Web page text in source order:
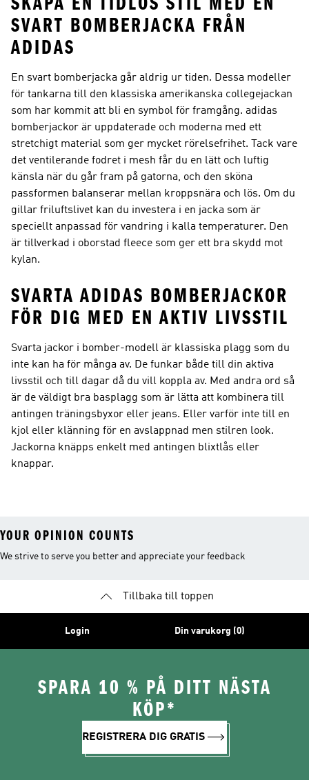
SVART BOMBERJACKA FRÅN
ADIDAS
En svart bomberjacka går aldrig ur tiden. Dessa modeller
för tankarna till den klassiska amerikanska collegejackan
som har kommit att bli en symbol för framgång. adidas
bomberjackor är uppdaterade och moderna med ett
stretchigt material som ger mycket rörelsefrihet. Tack vare
det ventilerande fodret i mesh får du en lätt och luftig
känsla när du går fram på gatorna, och den sköna
passformen balanserar mellan kroppsnära och lös. Om du
gillar friluftslivet kan du investera i en jacka som är
speciellt anpassad för vandring i kalla temperaturer. Den
är tillverkad i oborstad fleece som ger ett bra skydd mot
kylan.
SVARTA ADIDAS BOMBERJACKOR
FÖR DIG MED EN AKTIV LIVSSTIL
Svarta jackor i bomber-modell är klassiska plagg som du
inte kan ha för många av. De funkar både till din aktiva
livsstil och till dagar då du vill koppla av. Med andra ord så
är de väldigt bra basplagg som är lätta att kombinera till
antingen träningsbyxor eller jeans. Eller varför inte till en
kjol eller klänning för en avslappnad men stilren look.
Jackorna knäpps enkelt med antingen blixtlås eller
knappar.
YOUR OPINION COUNTS
We strive to serve you better and appreciate your feedback
Tillbaka till toppen
Login Din varukorg (0)
SPARA 10 % PÅ DITT NÄSTA
KÖP*
REGISTRERA DIG GRATIS